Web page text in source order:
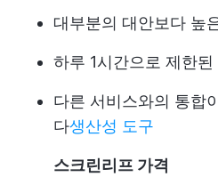
대부분의 대안보다 높
하루 1시간으로 제한
다른 서비스와의 통합
다생산성 도구
스크린리프 가격